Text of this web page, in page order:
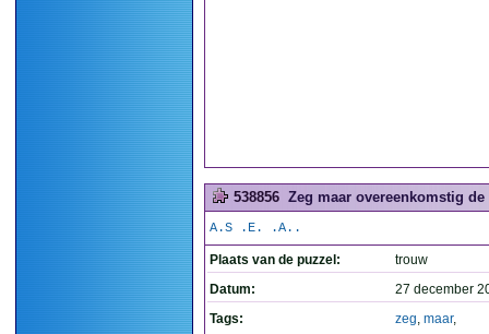
538856 Zeg maar overeenkomstig
A.S .E. .A..
Plaats van de puzzel:
trouw
Datum:
27 december
Tags:
zeg, maar,